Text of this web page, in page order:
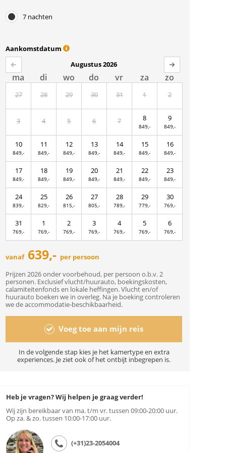
7 nachten
Aankomstdatum
Augustus 2026
ma di wo do vr za zo
27 28 29 30 31 1 2
3 4 5 6 7 8
849,-
9
849,-
10
849,-
11
849,-
12
849,-
13
849,-
14
849,-
15
849,-
16
849,-
17
849,-
18
849,-
19
849,-
20
849,-
21
849,-
22
849,-
23
849,-
24
839,-
25
829,-
26
815,-
27
805,-
28
789,-
29
779,-
30
769,-
31
769,-
1
769,-
2
769,-
3
769,-
4
769,-
5
769,-
6
769,-
vanaf 639,- per persoon
Prijzen 2026 onder voorbehoud, per persoon o.b.v. 2
personen. Exclusief vlucht/huurauto, boekingskosten,
calamiteitenfonds en lokale heffingen. Vlucht en/of
huurauto boeken we in overleg. Na je boeking controleren
we de accommodatie-beschikbaarheid.
Voeg toe aan mijn reis
In de volgende stap kies je het kamertype en extra
experiences. Je ziet ook of het ontbijt inbegrepen is.
Heb je vragen? Wij helpen je graag verder!
Wij zijn bereikbaar van ma. t/m vr. tussen 09:00-20:00 uur.
Op za. & zo. tussen 10:00-17:00 uur.
(+31)23-2054004